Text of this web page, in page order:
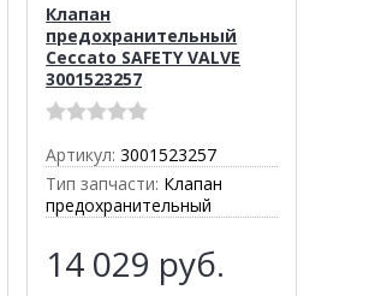
Клапан
предохранительный
Ceccato SAFETY VALVE
3001523257
Артикул: 3001523257
Тип запчасти: Клапан
предохранительный
14 029 руб.